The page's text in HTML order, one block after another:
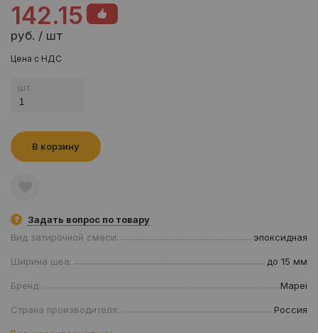
142.15
руб. / шт
Цена с НДС
шт.
В корзину
Задать вопрос по товару
Вид затирочной смеси:
эпоксидная
Ширина шва: до 15 мм
Бренд: Mapei
Страна производителя: Россия